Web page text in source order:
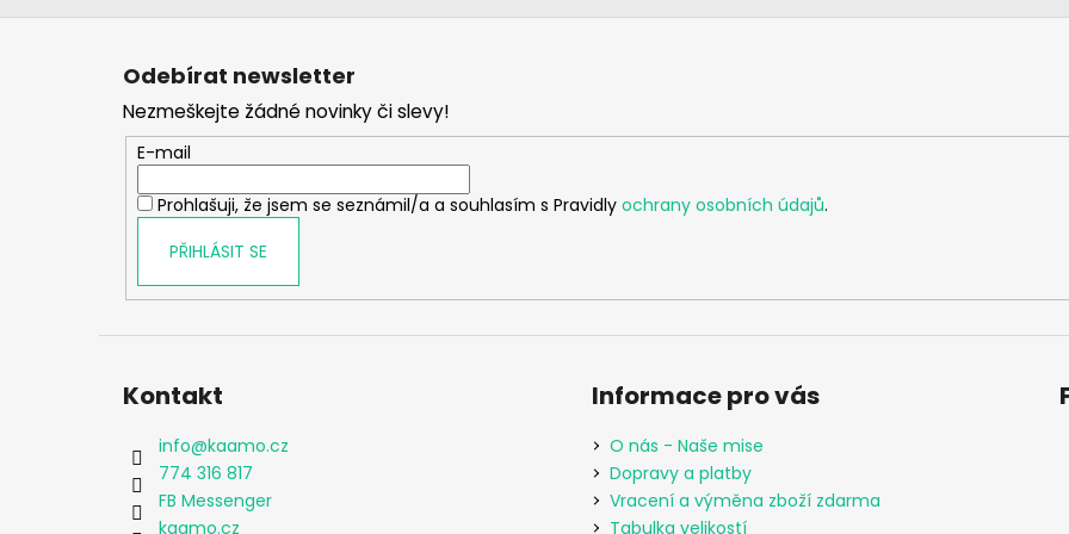
Z
Odebírat newsletter
Nezmeškejte žádné novinky či slevy!
E-mail
Prohlašuji, že jsem se seznámil/a a souhlasím s Pravidly ochrany osobních údajů.
PŘIHLÁSIT SE
Kontakt
info@kaamo.cz
774 316 817
FB Messenger
kaamo.cz
Informace pro vás
O nás - Naše mise
Dopravy a platby
Vracení a výměna zboží zdarma
Tabulka velikostí